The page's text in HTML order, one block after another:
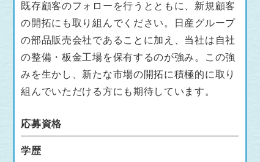
既存顧客のフォローを行うとともに、新規顧客
の開拓にも取り組んでください。日産グループ
の部品販売会社であることに加え、当社は自社
の整備・板金工場を保有するのが強み。この強
みを生かし、新たな市場の開拓に積極的に取り
組んでいただける方にも期待しています。
応募資格
学歴